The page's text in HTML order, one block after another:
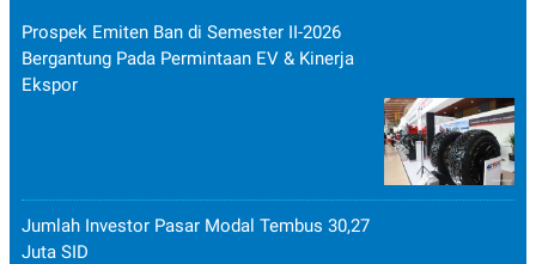
Prospek Emiten Ban di Semester II-2026
Bergantung Pada Permintaan EV & Kinerja
Ekspor
Jumlah Investor Pasar Modal Tembus 30,27
Juta SID